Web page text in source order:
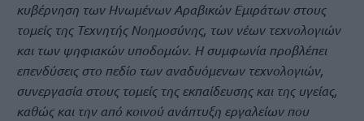
κυβέρνηση των Ηνωμένων Αραβικών Εμιράτων στους
τομείς της Τεχνητής Νοημοσύνης, των νέων τεχνολογιών
και των ψηφιακών υποδομών. Η συμφωνία προβλέπει
επενδύσεις στο πεδίο των αναδυόμενων τεχνολογιών,
συνεργασία στους τομείς της εκπαίδευσης και της υγείας,
καθώς και την από κοινού ανάπτυξη εργαλείων που